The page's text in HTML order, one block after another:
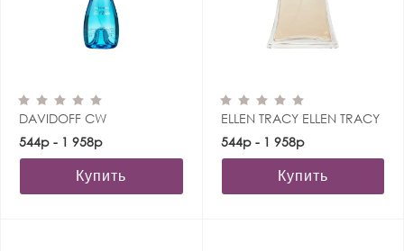
DAVIDOFF CW
544р - 1 958р
Купить
ELLEN TRACY ELLEN TRACY
544р - 1 958р
Купить